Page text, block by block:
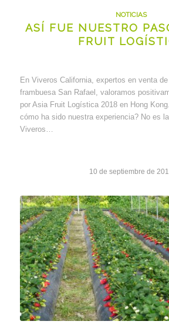
NOTICIAS
ASÍ FUE NUESTRO
FRUIT
En Viveros California, expertos en venta
frambuesa San Rafael, valoramos
por Asia Fruit Logística 2018 en Hong
cómo ha sido nuestra experiencia? No es
Viveros…
10 de septiembre de